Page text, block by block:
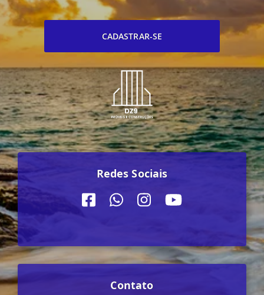
CADASTRAR-SE
Redes Sociais
Contato